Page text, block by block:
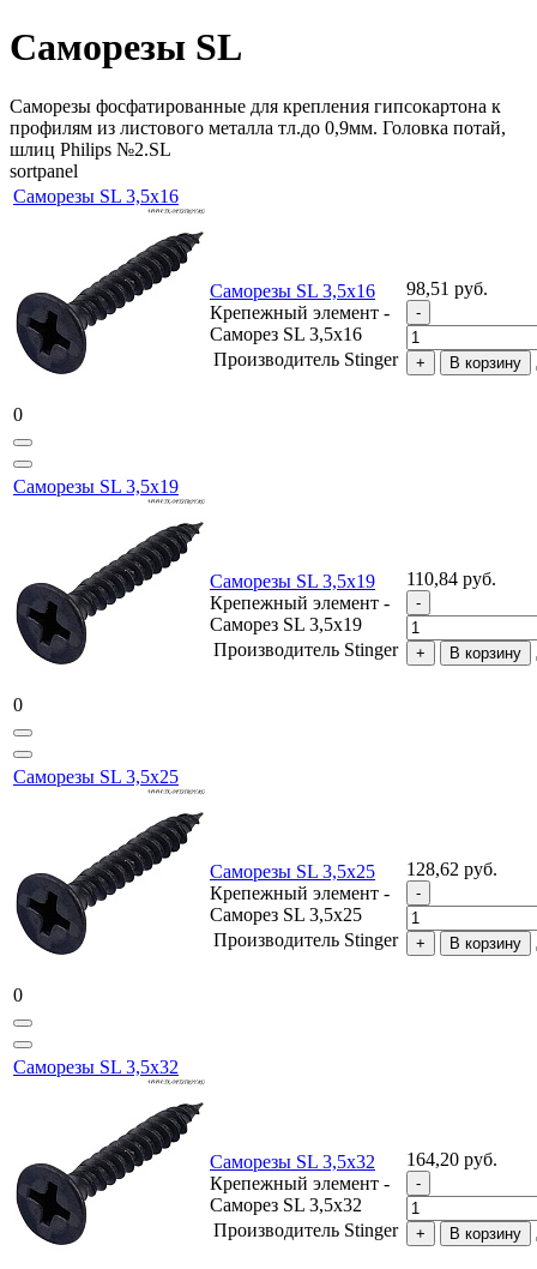
Саморезы SL
Саморезы фосфатированные для крепления гипсокартона к
профилям из листового металла тл.до 0,9мм. Головка потай,
шлиц Philips №2.SL
sortpanel
Саморезы SL 3,5х16
0
Саморезы SL 3,5х16
Крепежный элемент -
Саморез SL 3,5х16
Производитель Stinger
98,51 руб.
В корзину
Саморезы SL 3,5х19
0
Саморезы SL 3,5х19
Крепежный элемент -
Саморез SL 3,5х19
Производитель Stinger
110,84 руб.
В корзину
Саморезы SL 3,5х25
0
Саморезы SL 3,5х25
Крепежный элемент -
Саморез SL 3,5х25
Производитель Stinger
128,62 руб.
В корзину
Саморезы SL 3,5х32
Саморезы SL 3,5х32
Крепежный элемент -
Саморез SL 3,5х32
Производитель Stinger
164,20 руб.
В корзину